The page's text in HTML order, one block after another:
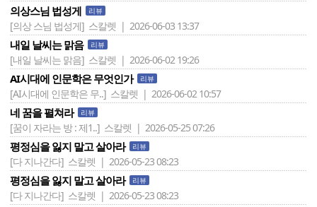
의상스님 법성게 리뷰
[의상 스님 법성게] 스칼렛 | 2026-06-03 13:37
내일 날씨는 맑음 리뷰
[내일 날씨는 맑음] 스칼렛 | 2026-06-02 19:26
AI시대에 인문학은 무엇인가 리뷰
[AI시대에 인문학은 무..] 스칼렛 | 2026-06-02 10:57
네 꿈을 펼쳐라 리뷰
[꿈이 자라는 방 : 제1..] 스칼렛 | 2026-05-25 07:26
평정심을 잃지 말고 살아라 리뷰
[다 지나간다] 스칼렛 | 2026-05-23 08:23
평정심을 잃지 말고 살아라 리뷰
[다 지나간다] 스칼렛 | 2026-05-23 08:23